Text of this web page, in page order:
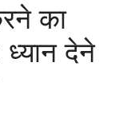
का
देने